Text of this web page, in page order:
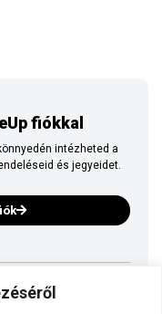
fiókkal
intézheted a
és jegyeidet.